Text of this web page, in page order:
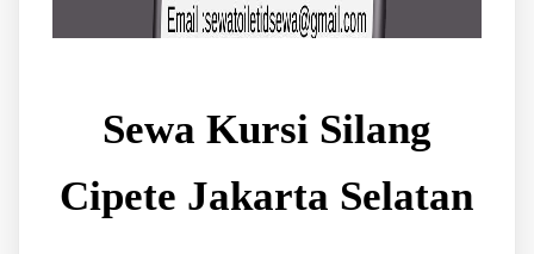
Sewa Kursi Silang
Cipete Jakarta Selatan